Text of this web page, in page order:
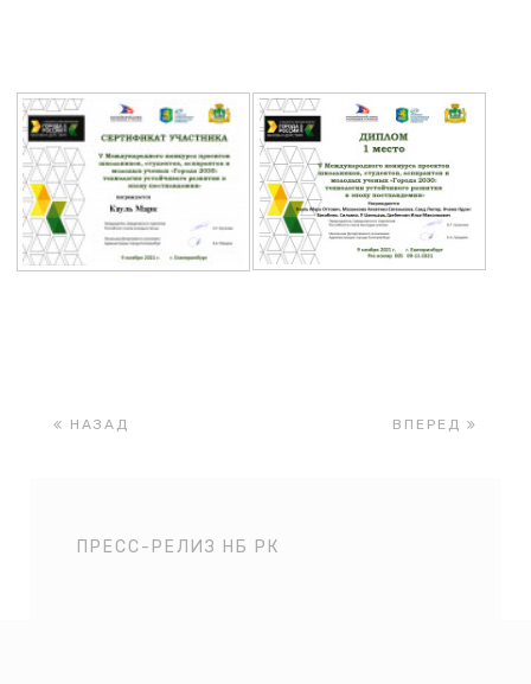
НАЗАД ВПЕРЕД
ПРЕСС-РЕЛИЗ НБ РК